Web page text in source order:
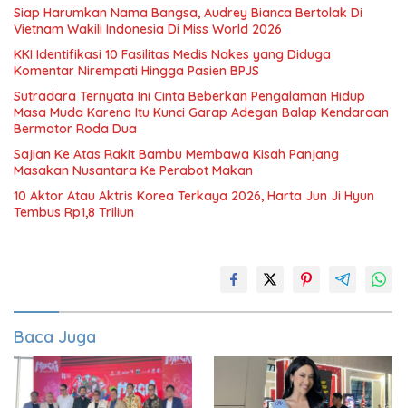
Siap Harumkan Nama Bangsa, Audrey Bianca Bertolak Di
Vietnam Wakili Indonesia Di Miss World 2026
KKI Identifikasi 10 Fasilitas Medis Nakes yang Diduga
Komentar Nirempati Hingga Pasien BPJS
Sutradara Ternyata Ini Cinta Beberkan Pengalaman Hidup
Masa Muda Karena Itu Kunci Garap Adegan Balap Kendaraan
Bermotor Roda Dua
Sajian Ke Atas Rakit Bambu Membawa Kisah Panjang
Masakan Nusantara Ke Perabot Makan
10 Aktor Atau Aktris Korea Terkaya 2026, Harta Jun Ji Hyun
Tembus Rp1,8 Triliun
Baca Juga